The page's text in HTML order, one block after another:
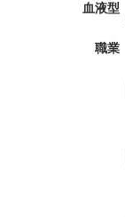
血液型
職業